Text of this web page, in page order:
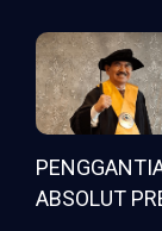
PENGGANTIAN
ABSOLUT